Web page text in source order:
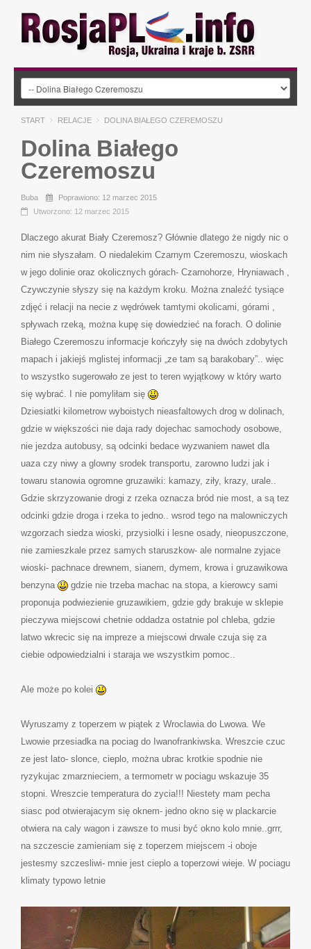
START RELACJE DOLINA BIAŁEGO CZEREMOSZU
Dolina Białego
Czeremoszu
Buba
Poprawiono: 12 marzec 2015
Utworzono: 12 marzec 2015
Dlaczego akurat Biały Czeremosz? Głównie dlatego że nigdy nic o
nim nie słyszałam. O niedalekim Czarnym Czeremoszu, wioskach
w jego dolinie oraz okolicznych górach- Czarnohorze, Hryniawach ,
Czywczynie słyszy się na każdym kroku. Można znaleźć tysiące
zdjęć i relacji na necie z wędrówek tamtymi okolicami, górami ,
spływach rzeką, można kupę się dowiedzieć na forach. O dolinie
Białego Czeremoszu informacje kończyły się na dwóch zdobytych
mapach i jakiejś mglistej informacji „ze tam są barakobary”.. więc
to wszystko sugerowało ze jest to teren wyjątkowy w który warto
się wybrać. I nie pomyliłam się
Dziesiatki kilometrow wyboistych nieasfaltowych drog w dolinach,
gdzie w większości nie daja rady dojechac samochody osobowe,
nie jezdza autobusy, są odcinki bedace wyzwaniem nawet dla
uaza czy niwy a glowny srodek transportu, zarowno ludzi jak i
towaru stanowia ogromne gruzawiki: kamazy, ziły, krazy, urale..
Gdzie skrzyzowanie drogi z rzeka oznacza bród nie most, a są tez
odcinki gdzie droga i rzeka to jedno.. wsrod tego na malowniczych
wzgorzach siedza wioski, przysiolki i lesne osady, nieopuszczone,
nie zamieszkale przez samych staruszkow- ale normalne zyjace
wioski- pachnace drewnem, sianem, dymem, krowa i gruzawikowa
benzyna
gdzie nie trzeba machac na stopa, a kierowcy sami
proponuja podwiezienie gruzawikiem, gdzie gdy brakuje w sklepie
pieczywa miejscowi chetnie oddadza ostatnie pol chleba, gdzie
latwo wkrecic się na impreze a miejscowi drwale czuja się za
ciebie odpowiedzialni i staraja we wszystkim pomoc..
Ale może po kolei
Wyruszamy z toperzem w piątek z Wroclawia do Lwowa. We
Lwowie przesiadka na pociag do Iwanofrankiwska. Wreszcie czuc
ze jest lato- slonce, cieplo, można ubrac krotkie spodnie nie
ryzykujac zmarznieciem, a termometr w pociagu wskazuje 35
stopni. Wreszcie temperatura do zycia!!! Niestety mam pecha
siasc pod otwierajacym się oknem- jedno okno się w plackarcie
otwiera na caly wagon i zawsze to musi być okno kolo mnie..grrr,
na szczescie zamieniam się z toperzem miejscem -i oboje
jestesmy szczesliwi- mnie jest cieplo a toperzowi wieje. W pociagu
klimaty typowo letnie